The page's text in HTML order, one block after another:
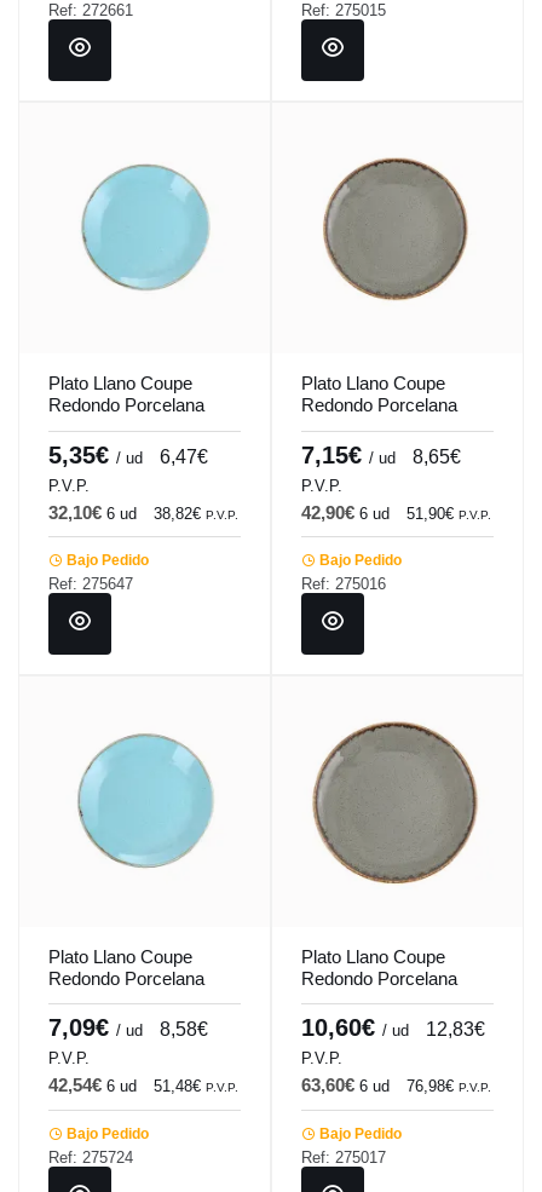
Ref: 272661 Ref: 275015
Plato Llano Coupe
Redondo Porcelana
Turquesa 20 Cm
Seasons Porland
5,35€ / ud 6,47€
P.V.P.
32,10€ 6 ud 38,82€ P.V.P.
Bajo Pedido
Ref: 275647
Plato Llano Coupe
Redondo Porcelana
Gris oscuro 24 Cm
Seasons Porland
7,15€ / ud 8,65€
P.V.P.
42,90€ 6 ud 51,90€ P.V.P.
Bajo Pedido
Ref: 275016
Plato Llano Coupe
Redondo Porcelana
Turquesa 24 Cm
Seasons Porland
7,09€ / ud 8,58€
P.V.P.
42,54€ 6 ud 51,48€ P.V.P.
Bajo Pedido
Ref: 275724
Plato Llano Coupe
Redondo Porcelana
Gris oscuro 28 Cm
Seasons Porland
10,60€ / ud 12,83€
P.V.P.
63,60€ 6 ud 76,98€ P.V.P.
Bajo Pedido
Ref: 275017